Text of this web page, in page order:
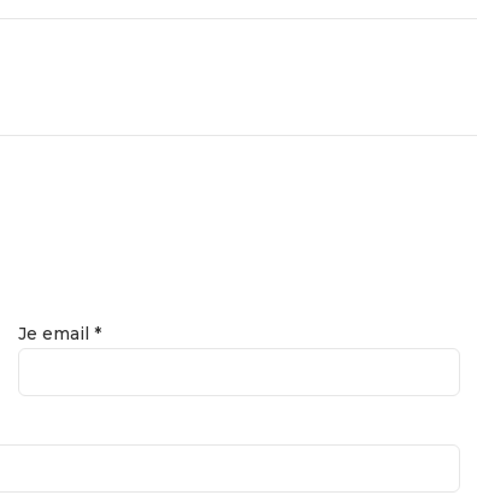
Je email *